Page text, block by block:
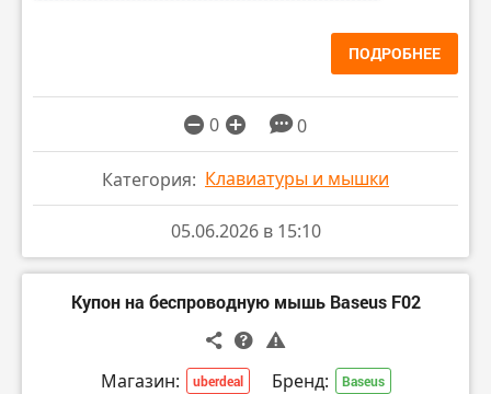
ПОДРОБНЕЕ
0 0
Категория: Клавиатуры и мышки
05.06.2026 в 15:10
Купон на беспроводную мышь Baseus F02
Магазин: uberdeal Бренд: Baseus